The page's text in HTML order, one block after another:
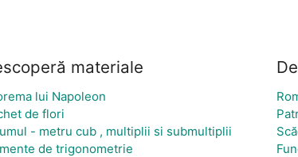
materiale
lui Napoleon
de flori
- metru cub , multiplii si submultiplii
de trigonometrie